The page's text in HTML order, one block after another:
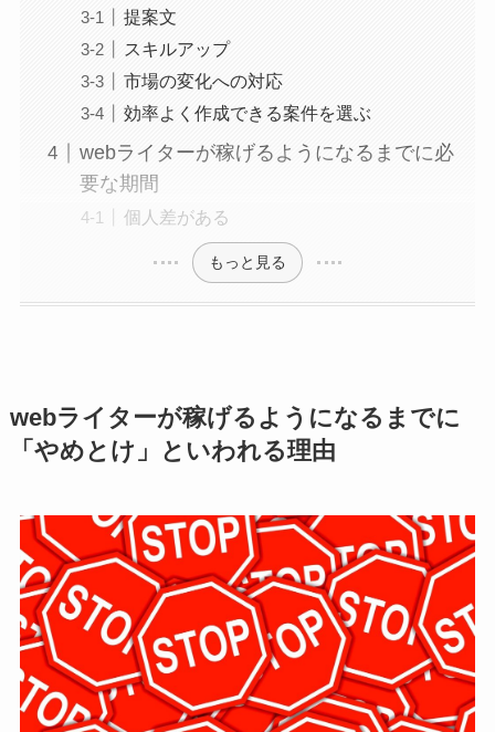
提案文
スキルアップ
市場の変化への対応
効率よく作成できる案件を選ぶ
webライターが稼げるようになるまでに必
要な期間
個人差がある
もっと見る
webライターが稼げるようになるまでに
「やめとけ」といわれる理由